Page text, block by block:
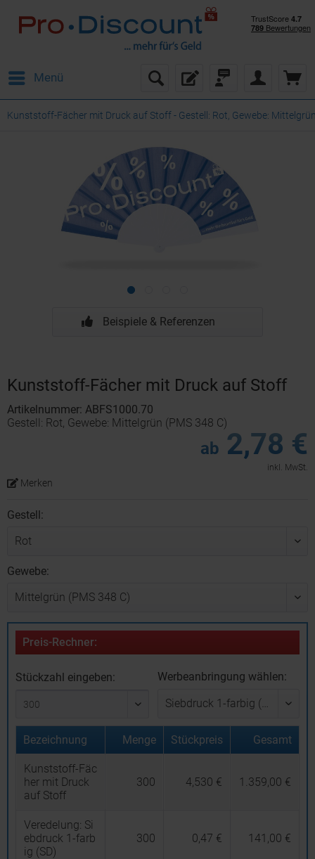
Menü
Kunststoff-Fächer mit Druck auf Stoff - Gestell: Rot, Gewebe:
Beispiele & Referenzen
Kunststoff-Fächer mit Druck auf Stoff
Artikelnummer: ABFS1000.70
Gestell: Rot, Gewebe: Mittelgrün (PMS 348 C)
ab 2,78 €
inkl. MwSt.
Merken
Gestell:
Gewebe:
Preis-Rechner:
Stückzahl eingeben: Werbeanbringung wählen:
Bezeichnung Menge Stückpreis Gesamt
Kunststoff-Fäc
her mit Druck
auf Stoff
300 4,530 € 1.359,00 €
Veredelung: Si
ebdruck 1-farb
ig (SD)
300 0,47 € 141,00 €